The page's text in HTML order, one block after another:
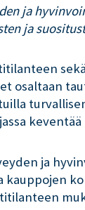
ja
ja
osaltaan
ja
kauppojen